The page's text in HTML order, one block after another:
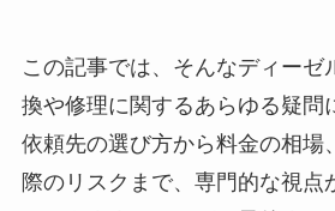
この記事では、そんなディーゼ
換や修理に関するあらゆる疑問
依頼先の選び方から料金の相場
際のリスクまで、専門的な視点